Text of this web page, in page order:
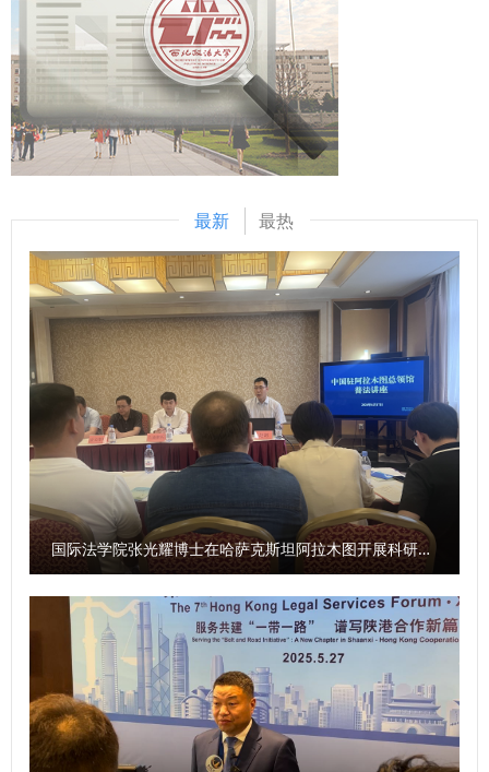
习、实习等各项校内外活动锤炼本领，投身基层社会治理。最
后他鼓励同学们以校史为鉴、以使命为帆，让青春在法治中国
建设的实践中绽放光彩，成长为堪当民族复兴重任的法治新
人。 程淑娟为2025级全体新生讲授了“院长第一课”。她对
2025级新生的到来表示热烈欢迎，并介绍了学院的学科优
势、师资力量及多元培养模式等基本情况，最后对同学们提出
了三点要求：一是厚植家国情怀，牢记责任使命，将个人发展
与时代进程紧密联系，为建设法治中国贡献力量；二是以专业
学习为中心，全面提升自身素养，优先夯实专业基础，在学习
之余锻炼综合能力；三是塑造完善人格，争做全面发展优秀人
才，用积极思维应对问题，在实践中增长才干，她希望同学们
保持对生活的热爱与对法律信念的坚守，秉持善良正直，以不
断求索、勇攀高峰的精神，在民商法学院筑就青春梦想。 学
院教学秘书章思悦为新生讲授了学院人才培养方案与教学管理
制度等内容。在校生代表2023级本科生王思涵和新生代表
2025级本科生肖子正进行了发言。 此次2025级新生开学典礼
暨院长书记第一课的举办，为2025级新同学点亮了大学征程
的灯塔。希望新生们以开学第一课为序章，筑牢信仰之基，锤
炼过硬本领，在民商法学院扬起理想风帆，全力谱写为法治中
国建设贡献力量的青春答卷。 （供稿：民商法学院 撰稿：张
智超 审核：朱茂）
笔墨，将青春足迹深深印刻在祖国大地；以校训为指引，
将“强国有我”融入行动自觉。 院长窦坤为新生送上寄语，鼓励
大家争做“扎实的学习者” “有心的观察者” “勇敢的探索者”。她
表示，新生正处于从“英语学习者迈向“语言传播者”的起步阶
段，希望大家在课堂、社团活动与专业竞赛中收获成长，将青
春理想融入“用英语讲好中国法治故事” 的使命中。 副院长陈河
围绕专业人才培养方案、专业实习实训、毕业生就业等方面详
细进行了介绍。教师代表郭静媛以“融通、探索、成长”三个关
键词向新生分享了专业学习的方法。在校生代表党子裕同学结
合课程学习、社会实践、与专业实习等方面分享了自己的成长
经历。2025级新生代表宋琪表示将牢记师长期许、学长嘱
托，在未来的学习生活中追求卓越、不负韶华。 （供稿：外
国语学院 撰稿：崔玮 审核：杨华）
最新 最热
国际法学院张光耀博士在哈萨克斯坦阿拉木图开展科研与社会服务活动